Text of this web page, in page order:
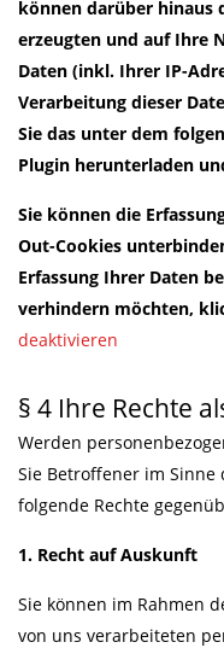
können darüber hinaus
erzeugten und auf Ihre
Daten (inkl. Ihrer IP-
Verarbeitung dieser
Sie das unter dem
Plugin herunterladen
Sie können die
Out-Cookies
Erfassung Ihrer Daten
verhindern möchten,
deaktivieren
§ 4 Ihre Rechte
Werden
Sie Betroffener im Sinne
folgende Rechte
1. Recht auf Auskunft
Sie können im Rahmen
von uns verarbeiteten